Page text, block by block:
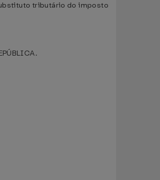
tributário do imposto